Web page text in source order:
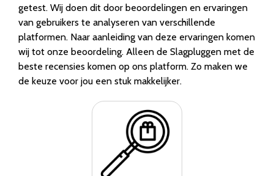
getest. Wij doen dit door beoordelingen en ervaringen
van gebruikers te analyseren van verschillende
platformen. Naar aanleiding van deze ervaringen komen
wij tot onze beoordeling. Alleen de Slagpluggen met de
beste recensies komen op ons platform. Zo maken we
de keuze voor jou een stuk makkelijker.